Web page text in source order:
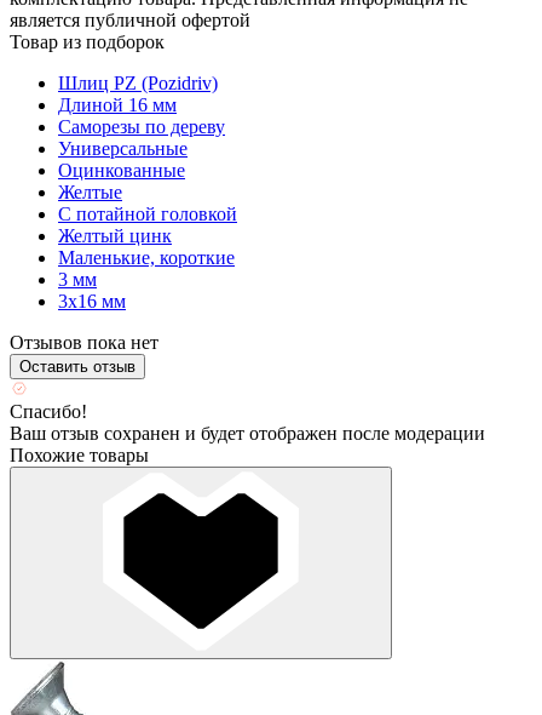
является публичной офертой
Товар из подборок
Шлиц PZ (Pozidriv)
Длиной 16 мм
Саморезы по дереву
Универсальные
Оцинкованные
Желтые
С потайной головкой
Желтый цинк
Маленькие, короткие
3 мм
3х16 мм
Отзывов пока нет
Оставить отзыв
Спасибо!
Ваш отзыв сохранен и будет отображен после модерации
Похожие товары